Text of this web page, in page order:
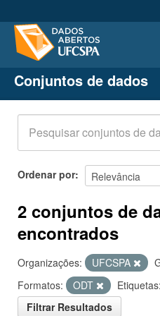
Conjuntos de dados
Organizações
Grupos
Sobre
Conjuntos de dados
Ordenar por
2 conjuntos de
encontrados
Organizações: UFCSPA
Formatos:
ODT Etiquetas:
Filtrar Resultados